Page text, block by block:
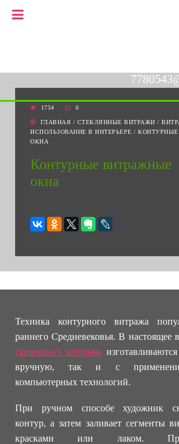
1754 0
ГЛАВНАЯ / СТЕКЛЯННЫЕ ВИТРАЖИ /
ИСПОЛЬЗОВАНИЕ В ИНТЕРЬЕРЕ /
ОКНА
Контурные витражные
окна
Техника контурного витража
раннего Средневековья. В настоящее
(заливные) витражи
вручную, так и с
компьютерных технологий.
При ручном способе художник
контур, а затем заливает сегменты
красками или лаком.